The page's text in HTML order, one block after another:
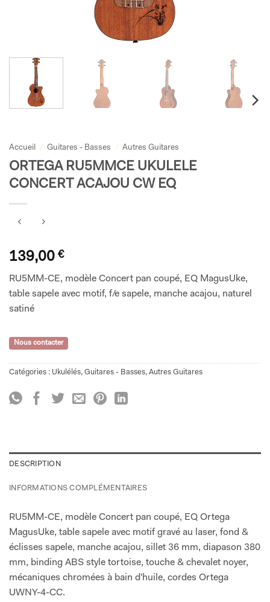
Accueil / Guitares - Basses / Autres Guitares
ORTEGA RU5MMCE UKULELE
CONCERT ACAJOU CW EQ
139,00 €
RU5MM-CE, modèle Concert pan coupé, EQ MagusUke,
table sapele avec motif, f/e sapele, manche acajou, naturel
satiné
Nous contacter
Catégories : Ukulélés, Guitares - Basses, Autres Guitares
DESCRIPTION
INFORMATIONS COMPLÉMENTAIRES
RU5MM-CE, modèle Concert pan coupé, EQ Ortega
MagusUke, table sapele avec motif gravé au laser, fond &
éclisses sapele, manche acajou, sillet 36 mm, diapason 380
mm, binding ABS style tortoise, touche & chevalet noyer,
mécaniques chromées à bain d'huile, cordes Ortega
UWNY-4-CC.